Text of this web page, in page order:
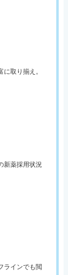
取り揃え。
新薬採用状況
ラインでも閲